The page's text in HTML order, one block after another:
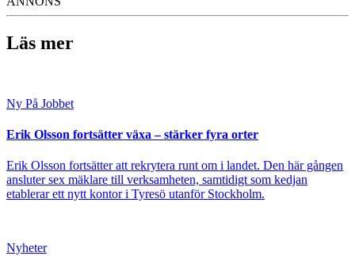
Läs mer
Ny På Jobbet
Erik Olsson fortsätter växa – stärker fyra orter
Erik Olsson fortsätter att rekrytera runt om i landet. Den här gången
ansluter sex mäklare till verksamheten, samtidigt som kedjan
etablerar ett nytt kontor i Tyresö utanför Stockholm.
Nyheter